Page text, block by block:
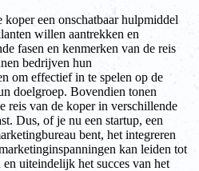
koper een onschatbaar hulpmiddel
willen aantrekken en
fasen en kenmerken van de reis
bedrijven hun
om effectief in te spelen op de
doelgroep. Bovendien tonen
reis van de koper in verschillende
Dus, of je nu een startup, een
bent, het integreren
kan leiden tot
uiteindelijk het succes van het